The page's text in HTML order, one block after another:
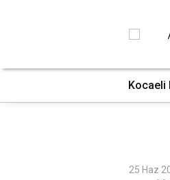
Kocaeli
25 Haz